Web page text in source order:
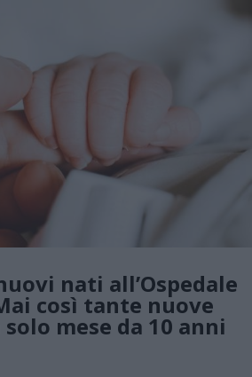
nati all’Ospedale
così tante nuove
mese da 10 anni